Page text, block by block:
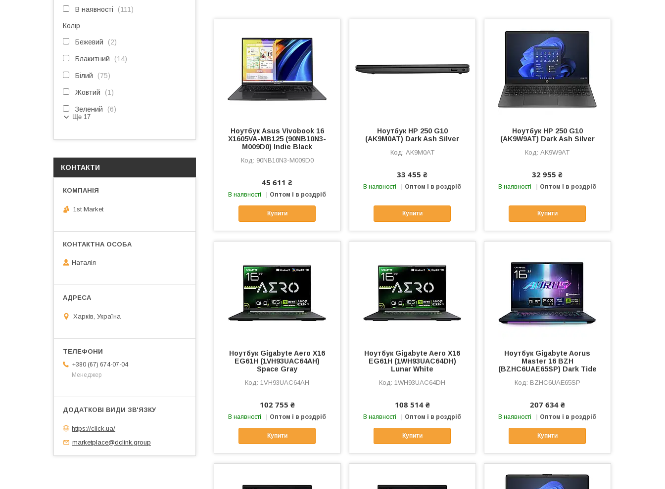
Ноутбук Asus Vivobook 16
X1605VA-MB125 (90NB10N3-
M009D0) Indie Black
90NB10N3-M009D0
45 611 ₴
В наявності Оптом і в роздріб
Купити
Ноутбук HP 250 G10
(AK9M0AT) Dark Ash Silver
AK9M0AT
33 455 ₴
В наявності Оптом і в роздріб
Купити
Ноутбук HP 250 G10
(AK9W9AT) Dark Ash Silver
AK9W9AT
32 955 ₴
В наявності Оптом і в роздріб
Купити
Ноутбук Gigabyte Aero X16
EG61H (1VH93UAC64AH)
Space Gray
1VH93UAC64AH
102 755 ₴
В наявності Оптом і в роздріб
Купити
Ноутбук Gigabyte Aero X16
EG61H (1WH93UAC64DH)
Lunar White
1WH93UAC64DH
108 514 ₴
В наявності Оптом і в роздріб
Купити
Ноутбук Gigabyte Aorus
Master 16 BZH
(BZHC6UAE65SP) Dark Tide
BZHC6UAE65SP
207 634 ₴
В наявності Оптом і в роздріб
Купити
В наявності 111
Колір
Бежевий 2
Блакитний 14
Білий 75
Жовтий 1
Зелений 6
Ще 17
КОНТАКТИ
1st Market
Наталія
Харків, Україна
+380 (67) 674-07-04
Менеджер
https://click.ua/
marketplace@dclink.group